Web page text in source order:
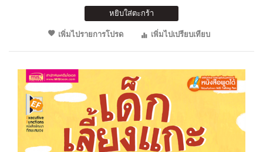
หยิบใส่ตะกร้า
เพิ่มไปรายการโปรด
เพิ่มไปเปรียบเทียบ